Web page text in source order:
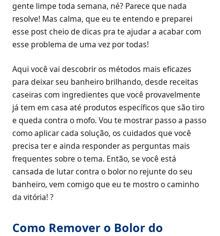
gente limpe toda semana, né? Parece que nada
resolve! Mas calma, que eu te entendo e preparei
esse post cheio de dicas pra te ajudar a acabar com
esse problema de uma vez por todas!
Aqui você vai descobrir os métodos mais eficazes
para deixar seu banheiro brilhando, desde receitas
caseiras com ingredientes que você provavelmente
já tem em casa até produtos específicos que são tiro
e queda contra o mofo. Vou te mostrar passo a passo
como aplicar cada solução, os cuidados que você
precisa ter e ainda responder as perguntas mais
frequentes sobre o tema. Então, se você está
cansada de lutar contra o bolor no rejunte do seu
banheiro, vem comigo que eu te mostro o caminho
da vitória! ?
Como Remover o Bolor do